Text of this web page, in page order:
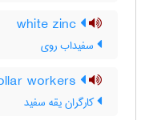
سفیداب روی
کارگران یقه سفید